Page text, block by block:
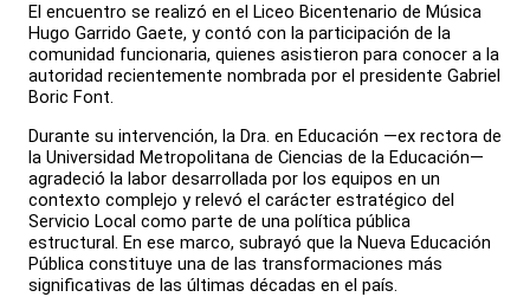
El encuentro se realizó en el Liceo Bicentenario de Música
Hugo Garrido Gaete, y contó con la participación de la
comunidad funcionaria, quienes asistieron para conocer a la
autoridad recientemente nombrada por el presidente Gabriel
Boric Font.
Durante su intervención, la Dra. en Educación —ex rectora de
la Universidad Metropolitana de Ciencias de la Educación—
agradeció la labor desarrollada por los equipos en un
contexto complejo y relevó el carácter estratégico del
Servicio Local como parte de una política pública
estructural. En ese marco, subrayó que la Nueva Educación
Pública constituye una de las transformaciones más
significativas de las últimas décadas en el país.